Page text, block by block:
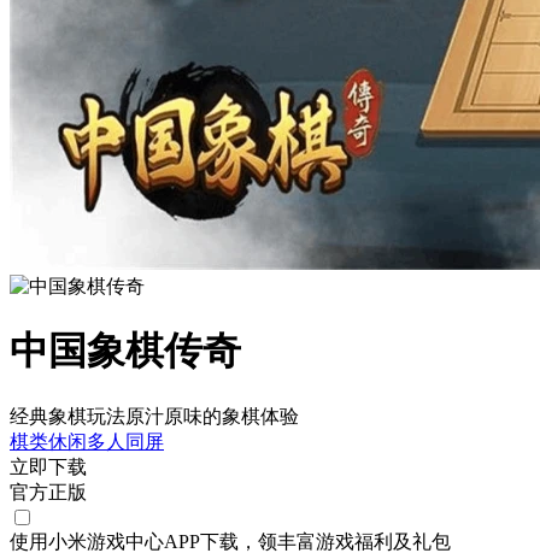
中国象棋传奇
经典象棋玩法原汁原味的象棋体验
棋类休闲多人同屏
立即下载
官方正版
使用小米游戏中心APP下载 ，领丰富游戏福利 及礼包